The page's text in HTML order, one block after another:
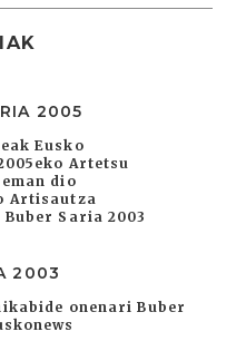
2005
Eusko
Artetsu
dio
Artisautza
Saria 2003
2003
onenari Buber